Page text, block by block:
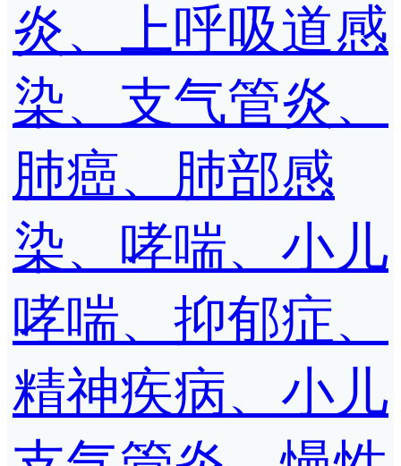
炎、上呼吸道感
染、支气管炎、
肺癌、肺部感
染、哮喘、小儿
哮喘、抑郁症、
精神疾病、小儿